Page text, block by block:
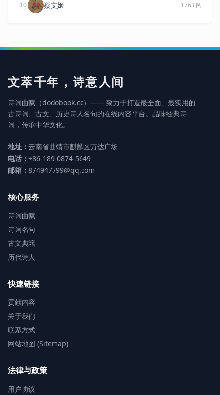
10 蔡文姬 1763 阅
文萃千年，诗意人间
诗词曲赋（dodobook.cc）—— 致力于打造最全面、最实用的
古诗词、古文、历史诗人名句的在线内容平台。品味经典诗
词，传承中华文化。
地址： 云南省曲靖市麒麟区万达广场
电话： +86-189-0874-5649
邮箱： 874947799@qq.com
核心服务
诗词曲赋
诗词名句
古文典籍
历代诗人
快速链接
贡献内容
关于我们
联系方式
网站地图 (Sitemap)
法律与政策
用户协议